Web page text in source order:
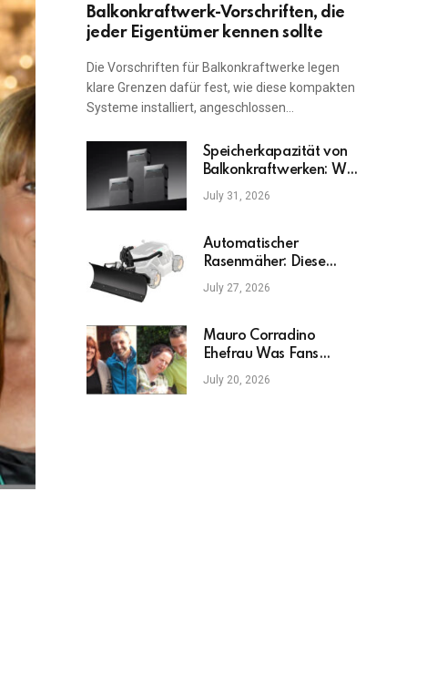
Balkonkraftwerk-Vorschriften, die
jeder Eigentümer kennen sollte
Die Vorschriften für Balkonkraftwerke legen
klare Grenzen dafür fest, wie diese kompakten
Systeme installiert, angeschlossen…
Speicherkapazität von
Balkonkraftwerken: Was
ist am wichtigsten?
July 31, 2026
Automatischer
Rasenmäher: Diese
Fehler sollten Sie
vermeiden
July 27, 2026
Mauro Corradino
Ehefrau Was Fans
wirklich wissen möchten
July 20, 2026